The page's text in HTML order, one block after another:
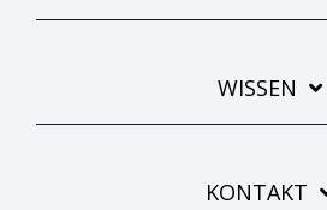
WISSEN
KONTAKT